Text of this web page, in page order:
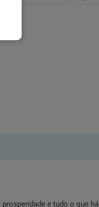
e tudo o que